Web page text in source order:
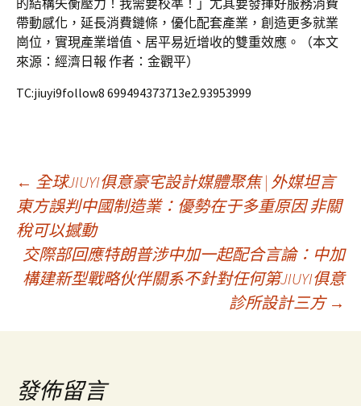
的結構失衡壓力！我需要校準！」尤其要發揮好服務消費
帶動感化，延長消費鏈條，優化配套產業，創造更多就業
崗位，實現產業增值、居平易近增收的雙重效應。（本文
來源：經濟日報 作者：金觀平）
TC:jiuyi9follow8 699494373713e2.93953999
文
章
導
覽
← 全球JIUYI俱意豪宅設計媒體聚焦 | 外媒坦言
東方誤判中國制造業：優勢在于多重原因 非關
稅可以撼動
交際部回應特朗普涉中加一起配合言論：中加
構建新型戰略伙伴關系不針對任何第JIUYI俱意
診所設計三方 →
發佈留言